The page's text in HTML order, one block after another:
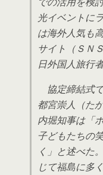
光イベントに
は海外人気も
サイト（ＳＮ
日外国人旅行
協定締結式
都宮崇人（た
内堀知事は「
子どもたちの
く」と述べた
じて福島に多